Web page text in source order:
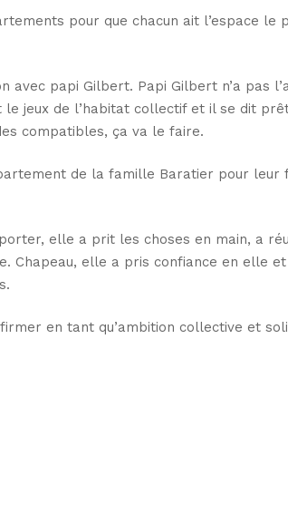
pour que chacun ait l’espace le
avec papi Gilbert. Papi Gilbert n’a pas
le jeux de l’habitat collectif et il se dit
compatibles, ça va le faire.
de la famille Baratier pour leur
elle a prit les choses en main, a
Chapeau, elle a pris confiance en elle et
en tant qu’ambition collective et